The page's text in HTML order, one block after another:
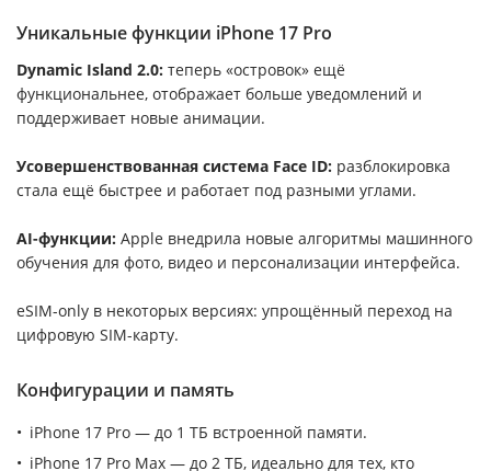
Уникальные функции iPhone 17 Pro
Dynamic Island 2.0: теперь «островок» ещё
функциональнее, отображает больше уведомлений и
поддерживает новые анимации.
Усовершенствованная система Face ID: разблокировка
стала ещё быстрее и работает под разными углами.
AI-функции: Apple внедрила новые алгоритмы машинного
обучения для фото, видео и персонализации интерфейса.
eSIM-only в некоторых версиях: упрощённый переход на
цифровую SIM-карту.
Конфигурации и память
iPhone 17 Pro — до 1 ТБ встроенной памяти.
iPhone 17 Pro Max — до 2 ТБ, идеально для тех, кто